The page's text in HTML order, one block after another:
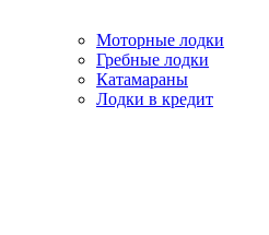
Моторные лодки
Гребные лодки
Катамараны
Лодки в кредит